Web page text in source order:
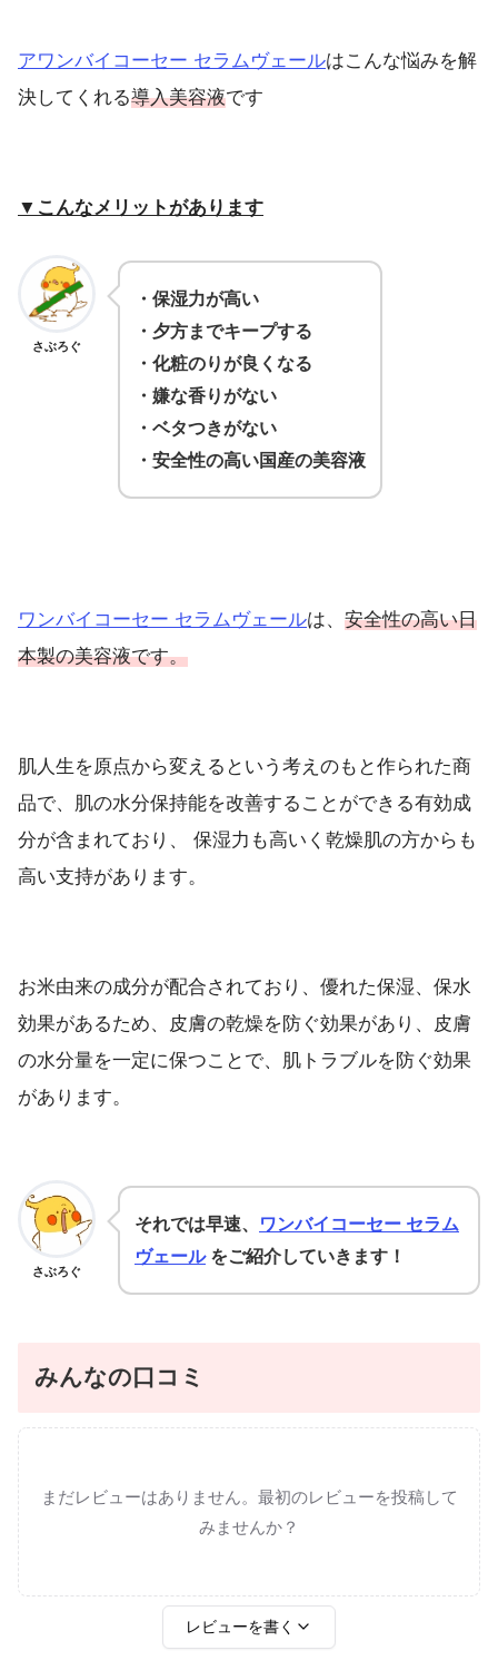
アワンバイコーセー セラムヴェールはこんな悩みを解
決してくれる導入美容液です
▼こんなメリットがあります
さぶろぐ
・保湿力が高い
・夕方までキープする
・化粧のりが良くなる
・嫌な香りがない
・ベタつきがない
・安全性の高い国産の美容液
ワンバイコーセー セラムヴェールは、 安全性の高い日
本製の美容液です。
肌人生を原点から変えるという考えのもと作られた商
品で、肌の水分保持能を改善することができる有効成
分が含まれており、 保湿力も高いく乾燥肌の方からも
高い支持があります。
お米由来の成分が配合されており、優れた保湿、保水
効果があるため、皮膚の乾燥を防ぐ効果があり、皮膚
の水分量を一定に保つことで、肌トラブルを防ぐ効果
があります。
さぶろぐ
それでは早速、
ワンバイコーセー セラム
ヴェールをご紹介していきます！
みんなの口コミ
まだレビューはありません。最初のレビューを投稿して
みませんか？
レビューを書く